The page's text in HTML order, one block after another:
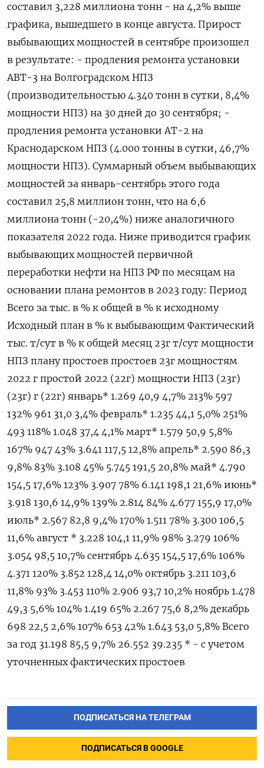
составил 3,228 миллиона тонн - на 4,2% выше
графика, вышедшего в конце августа. Прирост
выбывающих мощностей в сентябре произошел
в результате: - продления ремонта установки
АВТ-3 на Волгоградском НПЗ
(производительностью 4.340 тонн в сутки, 8,4%
мощности НПЗ) на 30 дней до 30 сентября; -
продления ремонта установки АТ-2 на
Краснодарском НПЗ (4.000 тонны в сутки, 46,7%
мощности НПЗ). Суммарный объем выбывающих
мощностей за январь-сентябрь этого года
составил 25,8 миллион тонн, что на 6,6
миллиона тонн (-20,4%) ниже аналогичного
показателя 2022 года. Ниже приводится график
выбывающих мощностей первичной
переработки нефти на НПЗ РФ по месяцам на
основании плана ремонтов в 2023 году: Период
Всего за тыс. в % к общей в % к исходному
Исходный план в % к выбывающим Фактический
тыс. т/сут в % к общей месяц 23г т/сут мощности
НПЗ плану простоев простоев 23г мощностям
2022 г простой 2022 (22г) мощности НПЗ (23г)
(23г) г (22г) январь* 1.269 40,9 4,7% 213% 597
132% 961 31,0 3,4% февраль* 1.235 44,1 5,0% 251%
493 118% 1.048 37,4 4,1% март* 1.579 50,9 5,8%
167% 947 43% 3.641 117,5 12,8% апрель* 2.590 86,3
9,8% 83% 3.108 45% 5.745 191,5 20,8% май* 4.790
154,5 17,6% 123% 3.907 78% 6.141 198,1 21,6% июнь*
3.918 130,6 14,9% 139% 2.814 84% 4.677 155,9 17,0%
июль* 2.567 82,8 9,4% 170% 1.511 78% 3.300 106,5
11,6% август * 3.228 104,1 11,9% 98% 3.279 106%
3.054 98,5 10,7% сентябрь 4.635 154,5 17,6% 106%
4.371 120% 3.852 128,4 14,0% октябрь 3.211 103,6
11,8% 93% 3.453 110% 2.906 93,7 10,2% ноябрь 1.478
49,3 5,6% 104% 1.419 65% 2.267 75,6 8,2% декабрь
698 22,5 2,6% 107% 653 42% 1.643 53,0 5,8% Всего
за год 31.198 85,5 9,7% 26.552 39.235 * - с учетом
уточненных фактических простоев
ПОДПИСАТЬСЯ НА ТЕЛЕГРАМ
ПОДПИСАТЬСЯ В GOOGLE